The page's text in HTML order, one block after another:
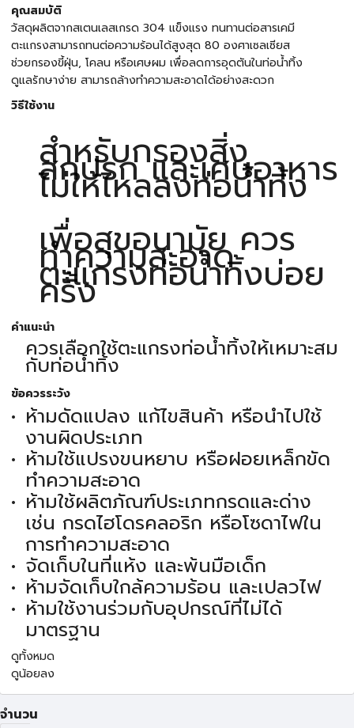
คุณสมบัติ
วัสดุผลิตจากสเตนเลสเกรด 304 แข็งแรง ทนทานต่อสารเคมี
ตะแกรงสามารถทนต่อความร้อนได้สูงสุด 80 องศาเซลเซียส
ช่วยกรองขี้ฝุ่น, โคลน หรือเศษผม เพื่อลดการอุดตันในท่อน้ำทิ้ง
ดูแลรักษาง่าย สามารถล้างทำความสะอาดได้อย่างสะดวก
วิธีใช้งาน
สำหรับกรองสิ่ง
สกปรก และเศษอาหาร
ไม่ให้ไหลลงท่อน้ำทิ้ง
เพื่อสุขอนามัย ควร
ทำความสะอาด
ตะแกรงท่อน้ำทิ้งบ่อย
ครั้ง
คำแนะนำ
ควรเลือกใช้ตะแกรงท่อน้ำทิ้งให้เหมาะสม
กับท่อน้ำทิ้ง
ข้อควรระวัง
ห้ามดัดแปลง แก้ไขสินค้า หรือนำไปใช้
งานผิดประเภท
ห้ามใช้แปรงขนหยาบ หรือฝอยเหล็กขัด
ทำความสะอาด
ห้ามใช้ผลิตภัณฑ์ประเภทกรดและด่าง
เช่น กรดไฮโดรคลอริก หรือโซดาไฟใน
การทำความสะอาด
จัดเก็บในที่แห้ง และพ้นมือเด็ก
ห้ามจัดเก็บใกล้ความร้อน และเปลวไฟ
ห้ามใช้งานร่วมกับอุปกรณ์ที่ไม่ได้
มาตรฐาน
ดูทั้งหมด
ดูน้อยลง
จำนวน